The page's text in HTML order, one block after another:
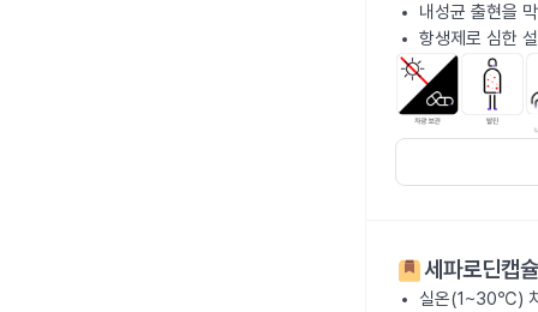
내성균 출현을
항생제로 심한
세파로딘캡
실온(1~30℃)